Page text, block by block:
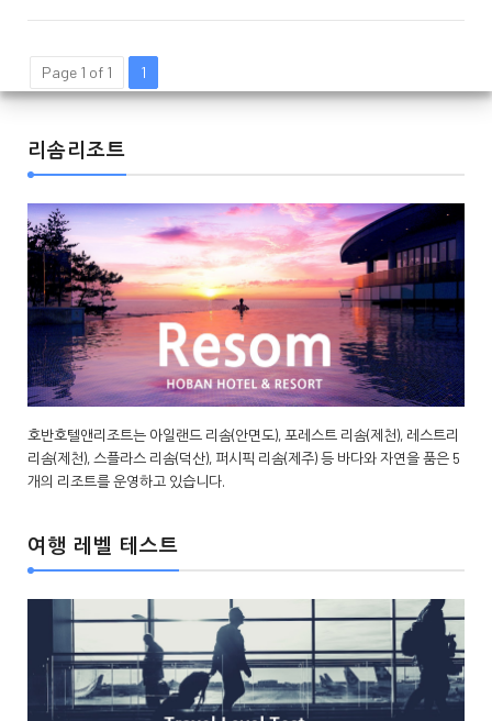
Page 1 of 1 1
리솜리조트
호반호텔앤리조트는 아일랜드 리솜(안면도), 포레스트 리솜(제천), 레스트리
리솜(제천), 스플라스 리솜(덕산), 퍼시픽 리솜(제주) 등 바다와 자연을 품은 5
개의 리조트를 운영하고 있습니다.
여행 레벨 테스트